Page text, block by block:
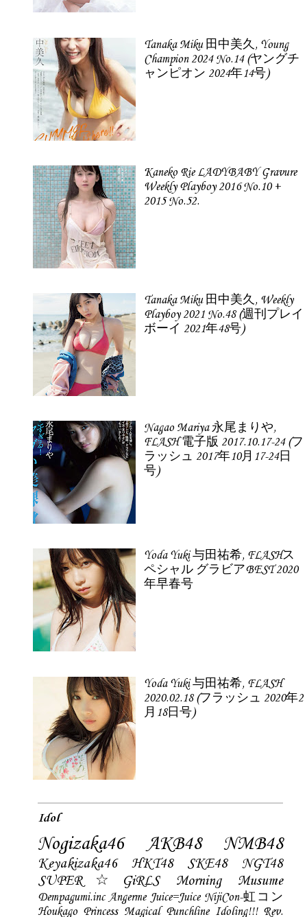
Tanaka Miku 田中美久, Young
Champion 2024 No.14 (ヤングチ
ャンピオン 2024年14号)
Kaneko Rie LADYBABY Gravure
Weekly Playboy 2016 No.10 +
2015 No.52.
Tanaka Miku 田中美久, Weekly
Playboy 2021 No.48 (週刊プレイ
ボーイ 2021年48号)
Nagao Mariya 永尾まりや,
FLASH 電子版 2017.10.17-24 (フ
ラッシュ 2017年10月17-24日
号)
Yoda Yuki 与田祐希, FLASHス
ペシャル グラビアBEST 2020
年早春号
Yoda Yuki 与田祐希, FLASH
2020.02.18 (フラッシュ 2020年2
月18日号)
Idol
Nogizaka46 AKB48 NMB48
Keyakizaka46 HKT48 SKE48
NGT48
SUPER☆GiRLS
Morning Musume
Dempagumi.inc Angerme Juice=Juice NijiCon-虹コン
Houkago Princess Magical Punchline Idoling!!! Rev.